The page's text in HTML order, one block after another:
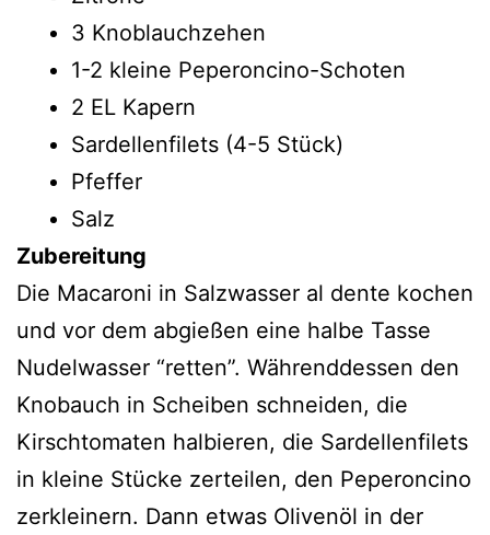
3 Knoblauchzehen
1-2 kleine Peperoncino-Schoten
2 EL Kapern
Sardellenfilets (4-5 Stück)
Pfeffer
Salz
Zubereitung
Die Macaroni in Salzwasser al dente kochen
und vor dem abgießen eine halbe Tasse
Nudelwasser “retten”. Währenddessen den
Knobauch in Scheiben schneiden, die
Kirschtomaten halbieren, die Sardellenfilets
in kleine Stücke zerteilen, den Peperoncino
zerkleinern. Dann etwas Olivenöl in der